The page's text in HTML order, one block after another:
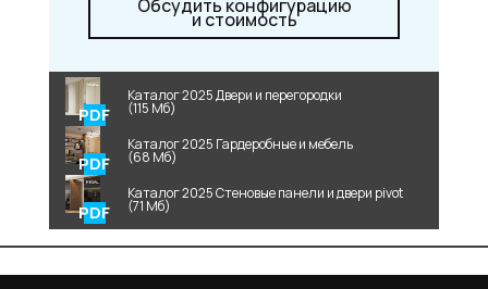
Обсудить конфигурацию
и стоимость
Каталог 2025 Двери и перегородки
(115 Мб)
Каталог 2025 Гардеробные и мебель
(68 Мб)
Каталог 2025 Стеновые панели и двери pivot
(71 Мб)